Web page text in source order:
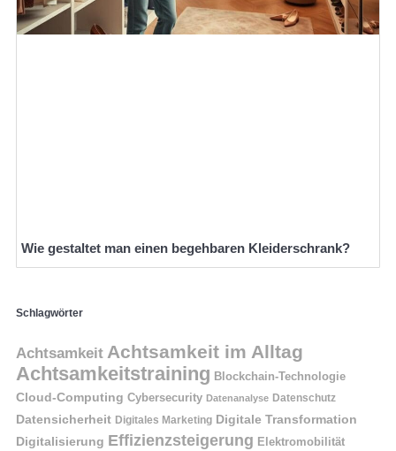
Wie gestaltet man einen begehbaren Kleiderschrank?
Schlagwörter
Achtsamkeit Achtsamkeit im Alltag
Achtsamkeitstraining Blockchain-Technologie
Cloud-Computing Cybersecurity Datenanalyse Datenschutz
Datensicherheit Digitales Marketing Digitale Transformation
Digitalisierung Effizienzsteigerung Elektromobilität